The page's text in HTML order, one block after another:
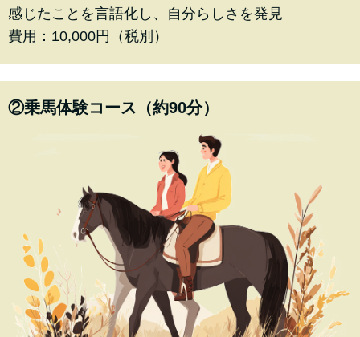
感じたことを言語化し、自分らしさを発見
費用：10,000円（税別）
②乗馬体験コース（約90分）